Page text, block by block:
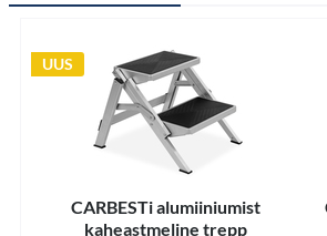
UUS
CARBESTi alumiiniumist
kaheastmeline trepp